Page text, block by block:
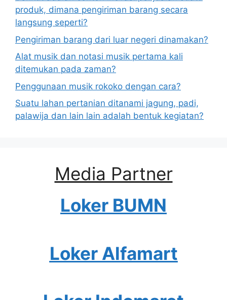
produk, dimana pengiriman barang secara
langsung seperti?
Pengiriman barang dari luar negeri dinamakan?
Alat musik dan notasi musik pertama kali
ditemukan pada zaman?
Penggunaan musik rokoko dengan cara?
Suatu lahan pertanian ditanami jagung, padi,
palawija dan lain lain adalah bentuk kegiatan?
Media Partner
Loker BUMN
Loker Alfamart